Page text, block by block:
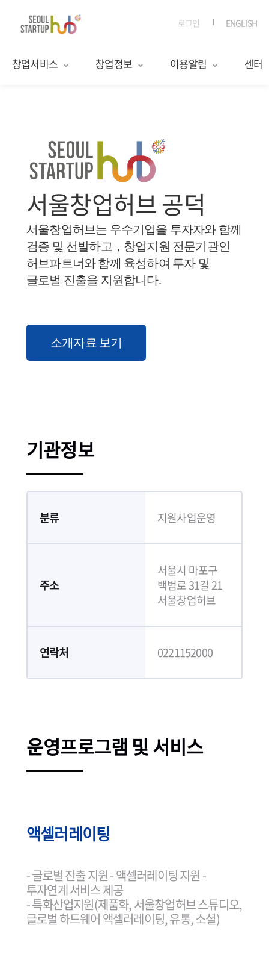
로그인 ENGLISH
창업서비스 창업정보 이용알림 센터
서울창업허브 공덕
서울창업허브는 우수기업을 투자자와 함께
검증 및 선발하고，창업지원 전문기관인
허브파트너와 함께 육성하여 투자 및
글로벌 진출을 지원합니다.
소개자료 보기
기관정보
분류 지원사업운영
주소
서울시 마포구
백범로 31길 21
서울창업허브
연락처 0221152000
운영프로그램 및 서비스
액셀러레이팅
- 글로벌 진출 지원 - 액셀러레이팅 지원 -
투자연계 서비스 제공
- 특화산업지원(제품화, 서울창업허브 스튜디오,
글로벌 하드웨어 액셀러레이팅, 유통, 소셜)